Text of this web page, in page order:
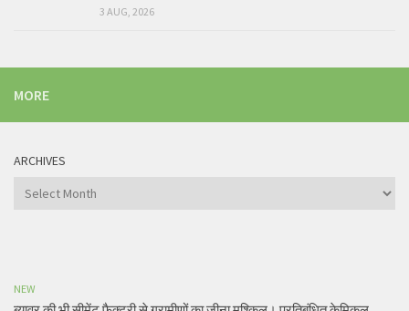
3 AUG, 2026
MORE
ARCHIVES
Archives
NEW